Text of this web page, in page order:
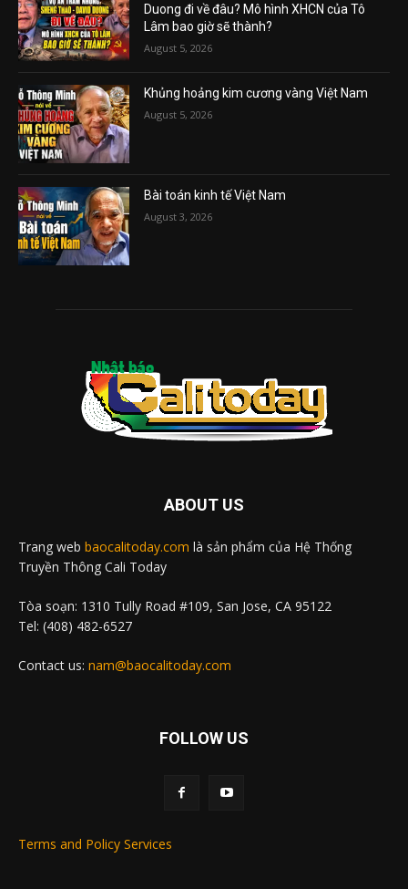
Duong đi về đâu? Mô hình XHCN của Tô
Lâm bao giờ sẽ thành?
August 5, 2026
Khủng hoảng kim cương vàng Việt Nam
August 5, 2026
Bài toán kinh tế Việt Nam
August 3, 2026
ABOUT US
Trang web baocalitoday.com là sản phẩm của Hệ Thống
Truyền Thông Cali Today
Tòa soạn: 1310 Tully Road #109, San Jose, CA 95122
Tel: (408) 482-6527
Contact us: nam@baocalitoday.com
FOLLOW US
Terms and Policy Services